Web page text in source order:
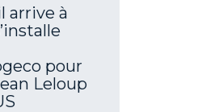
arrive à
pour
Leloup